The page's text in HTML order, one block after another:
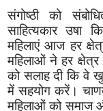
संगोष्ठी को
साहित्यकार उषा
महिलाएं आज हर
महिलाओं ने हर
को सलाह दी कि वे
में सहयोग करें।
महिलाओं को समाज